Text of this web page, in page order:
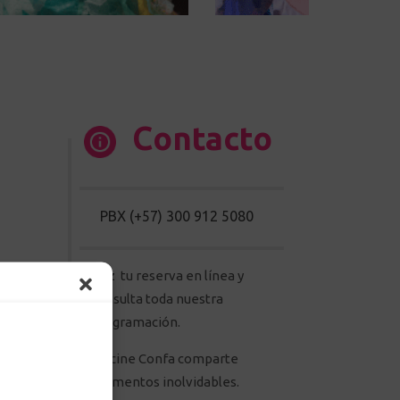
de
y
Contacto
PBX (+57) 300 912 5080
Haz tu reserva en línea y
consulta toda nuestra
programación.
En cine Confa comparte
momentos inolvidables.